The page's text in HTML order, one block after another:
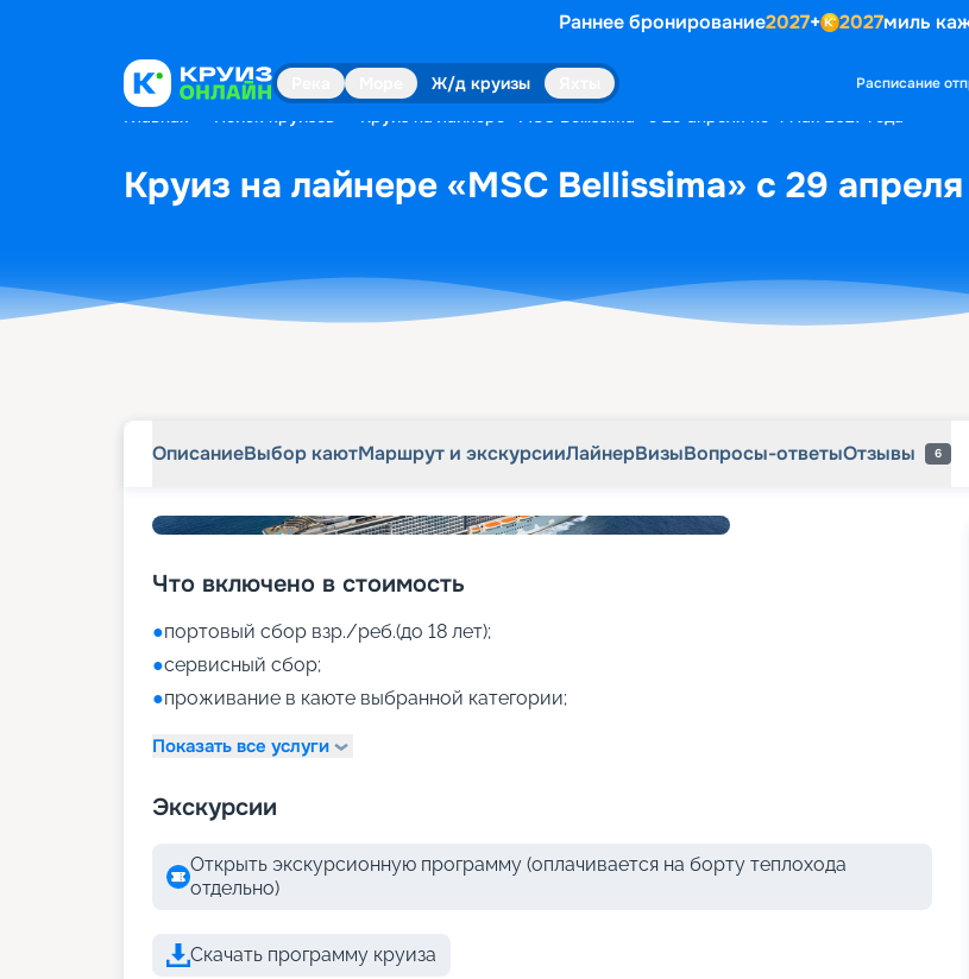
Раннее бронирование2027+ 2027миль
Ж/д круизы Расписание
Главная Поиск круизов Круиз на лайнере «MSC Bellissima» с 29 апреля по 4 мая 2027 года
Круиз на лайнере «MSC Bellissima» с 29
ОписаниеВыбор каютМаршрут и экскурсииЛайнерВизыВопросы-ответыОтзывы 6
Что включено в стоимость
●портовый сбор взр./реб.(до 18 лет);
●сервисный сбор;
●проживание в каюте выбранной категории;
Показать все услуги
Экскурсии
Открыть экскурсионную программу (оплачивается на борту теплохода
отдельно)
Скачать программу круиза